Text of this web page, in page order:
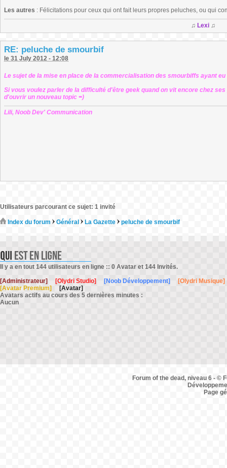
Les autres : Félicitations pour ceux qui ont fait leurs propres peluches, ou qui
♫ Lexi ♫
RE: peluche de smourbif
le 31 July 2012 - 12:08
Le sujet de la mise en place de la commercialisation des smourbiffs ayant
Si vous voulez parler de la difficulté d'être geek quand on vit encore chez
d'ouvrir un nouveau topic =)
Lili, Noob Dev' Communication
Utilisateurs parcourant ce sujet: 1 invité
Index du forum Général La Gazette peluche de smourbif
Il y a en tout 144 utilisateurs en ligne :: 0 Avatar et 144 Invités.
[Administrateur]
[Olydri Studio] [Noob Développement]
[Olydri Musique]
[Avatar Premium]
[Avatar]
Avatars actifs au cours des 5 dernières minutes :
Aucun
Forum of the dead, niveau 6 - ©
Page